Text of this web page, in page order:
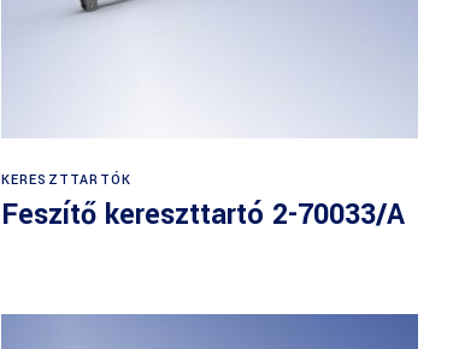
KERESZTTARTÓK
Feszítő kereszttartó 2-70033/A